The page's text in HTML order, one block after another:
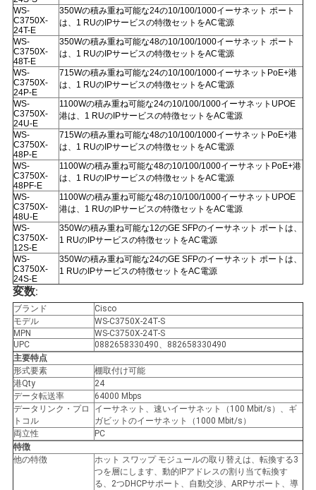
WS-
C3750X-
24T-E
350Wの積み重ね可能な24の10/100/1000イーサネット ポート
は、1 RUのIPサービスの特徴セットをAC電源
WS-
C3750X-
48T-E
350Wの積み重ね可能な48の10/100/1000イーサネット ポート
は、1 RUのIPサービスの特徴セットをAC電源
WS-
C3750X-
24P-E
715Wの積み重ね可能な24の10/100/1000イーサネットPoE+港
は、1 RUのIPサービスの特徴セットをAC電源
WS-
C3750X-
24U-E
1100Wの積み重ね可能な24の10/100/1000イーサネットUPOE
港は、1 RUのIPサービスの特徴セットをAC電源
WS-
C3750X-
48P-E
715Wの積み重ね可能な48の10/100/1000イーサネットPoE+港
は、1 RUのIPサービスの特徴セットをAC電源
WS-
C3750X-
48PF-E
1100Wの積み重ね可能な48の10/100/1000イーサネットPoE+港
は、1 RUのIPサービスの特徴セットをAC電源
WS-
C3750X-
48U-E
1100Wの積み重ね可能な48の10/100/1000イーサネットUPOE
港は、1 RUのIPサービスの特徴セットをAC電源
WS-
C3750X-
12S-E
350Wの積み重ね可能な12のGE SFPのイーサネット ポートは、
1 RUのIPサービスの特徴セットをAC電源
WS-
C3750X-
24S-E
350Wの積み重ね可能な24のGE SFPのイーサネット ポートは、
1 RUのIPサービスの特徴セットをAC電源
変数:
ブランド
Cisco
モデル
WS-C3750X-24T-S
MPN
WS-C3750X-24T-S
UPC
0882658330490、882658330490
主要特点
形式要素
棚取付け可能
港Qty
24
データ転送率
64000 Mbps
データリンク・プロ
トコル
イーサネット、速いイーサネット（100 Mbit/s）、ギ
ガビットのイーサネット（1000 Mbit/s）
両立性
PC
特徴
他の特徴
ホット スワップ モジュールの取り替えは、転換する3
つを層にします、動的IPアドレスの割り当て転換す
る、2つDHCPサポート、自動交渉、ARPサポート、導